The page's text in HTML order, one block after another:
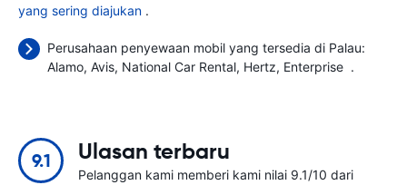
yang sering diajukan .
Perusahaan penyewaan mobil yang tersedia di Palau:
Alamo Avis National Car Rental Hertz Enterprise .
9.1 Ulasan terbaru
Pelanggan kami memberi kami nilai 9.1/10 dari